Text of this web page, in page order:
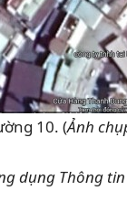
10. (Ảnh
Thông tin